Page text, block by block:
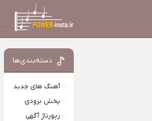
دسته‌بندی‌ها
آهنگ های جدید
پخش بزودی
رپورتاژ آگهی